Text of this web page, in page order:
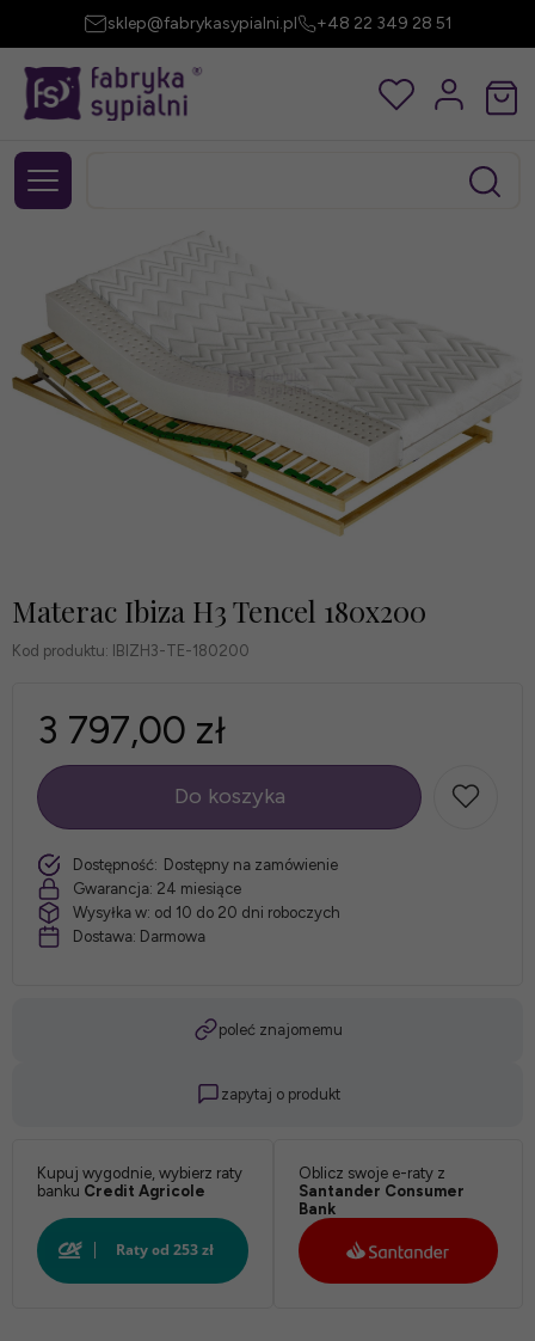
sklep@fabrykasypialni.pl +48 22 349 28 51
Materac Ibiza H3 Tencel 180x200
Kod produktu: IBIZH3-TE-180200
3 797,00 zł
szt.
Do koszyka
Dostępność: Dostępny na zamówienie
Gwarancja: 24 miesiące
Wysyłka w: od 10 do 20 dni roboczych
Dostawa: Darmowa
poleć znajomemu
zapytaj o produkt
Kupuj wygodnie, wybierz raty
banku Credit Agricole
Oblicz swoje e-raty z
Santander Consumer
Bank